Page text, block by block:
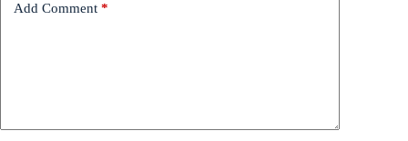
Add Comment *